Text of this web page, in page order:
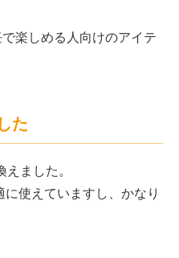
楽しめる人向けのアイテ
た
ました。
使えていますし、かなり